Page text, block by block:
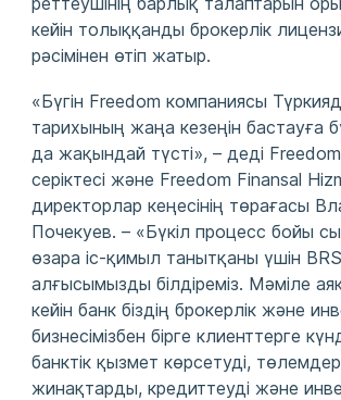
кейін толыққанды брокерлік
рәсімінен өтіп жатыр.
«Бүгін Freedom компаниясы
тарихының жаңа кезеңін бастауға
да жақындай түсті», – деді
серіктесі және Freedom Finansal
директорлар кеңесінің төрағасы
Почекуев. – «Бүкіл процесс бойы
өзара іс-қимыл танытқаны үшін
алғысымызды білдіреміз. Мәміле
кейін банк біздің брокерлік және
бизнесімізбен бірге клиенттерге
банктік қызмет көрсетуді,
жинақтарды, кредиттеуді және